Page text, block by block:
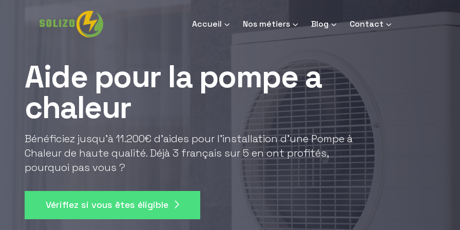
Accueil Nos métiers Blog Contact
Aide pour la pompe a
chaleur
Bénéficiez jusqu'à 11.200€ d'aides pour l'installation d'une Pompe à
Chaleur de haute qualité. Déjà 3 français sur 5 en ont profités,
pourquoi pas vous ?
Vérifiez si vous êtes éligible